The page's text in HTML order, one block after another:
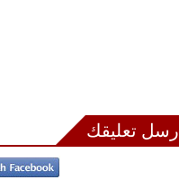
أرسل تعليقك